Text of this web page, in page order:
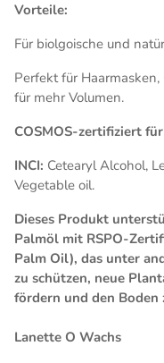
Vorteile:
Für biolgoische und
Perfekt für
für mehr Volumen.
COSMOS-zertifiziert
INCI: Cetearyl Alcohol,
Vegetable oil.
Dieses Produkt
Palmöl mit RSPO-
Palm Oil), das unter
zu schützen, neue
fördern und den Boden
Lanette O Wachs